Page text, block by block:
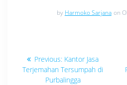
by Harmoko Sarjana on
Navigasi
pos
Previous: Previous
post:
Kantor Jasa
Terjemahan Tersumpah di
Purbalingga